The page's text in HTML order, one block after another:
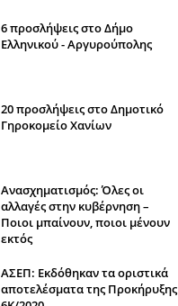
6 προσλήψεις στο Δήμο
Ελληνικού - Αργυρούπολης
20 προσλήψεις στο Δημοτικό
Γηροκομείο Χανίων
Ανασχηματισμός: Όλες οι
αλλαγές στην κυβέρνηση –
Ποιοι μπαίνουν, ποιοι μένουν
εκτός
ΑΣΕΠ: Εκδόθηκαν τα οριστικά
αποτελέσματα της Προκήρυξης